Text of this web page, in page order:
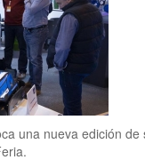
una nueva edición